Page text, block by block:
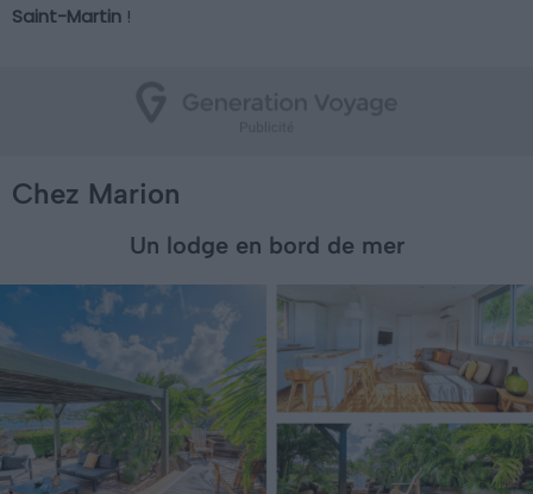
Saint-Martin !
Chez Marion
Un lodge en bord de mer